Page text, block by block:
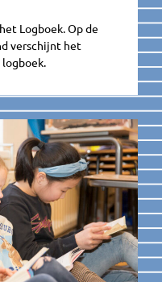
Logboek. Op de
verschijnt het